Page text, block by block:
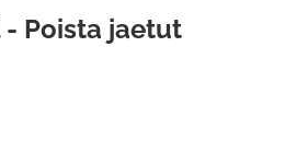
Poista jaetut